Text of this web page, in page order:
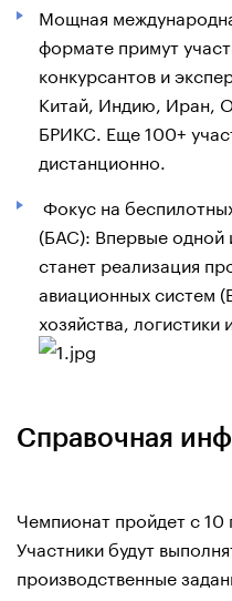
Мощная
формате примут
конкурсантов и
Китай, Индию, Иран,
БРИКС. Еще 100+
дистанционно.
Фокус на
(БАС): Впервые одной
станет реализация
авиационных систем
хозяйства, логистики
Справочная
Чемпионат пройдет с 10
Участники будут
производственные